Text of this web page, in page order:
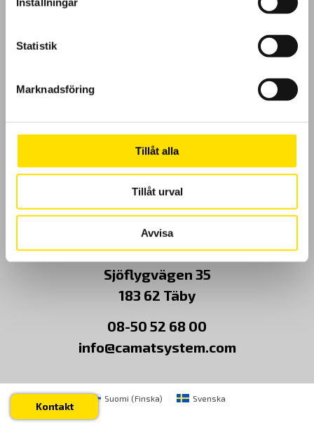
Statistik
Marknadsföring
Tillåt alla
Tillåt urval
Avvisa
Kundundersökning
Om Oss
Kontakt
CA Mätsystem AB
Sjöflygvägen 35
183 62 Täby
08-50 52 68 00
info@camatsystem.com
Kontakt
Suomi (Finska) Svenska